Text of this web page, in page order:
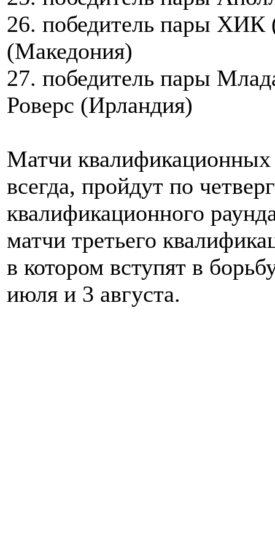
26. победитель пары
(Македония)
27. победитель пары
Роверс (Ирландия)
Матчи
всегда, пройдут по
квалификационного
матчи третьего
в котором вступят в
июля и 3 августа.